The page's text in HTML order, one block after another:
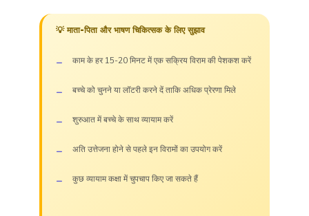
💡 माता-पिता और भाषण चिकित्सक के लिए सुझाव
काम के हर 15-20 मिनट में एक सक्रिय विराम की पेशकश करें
बच्चे को चुनने या लॉटरी करने दें ताकि अधिक प्रेरणा मिले
शुरुआत में बच्चे के साथ व्यायाम करें
अति उत्तेजना होने से पहले इन विरामों का उपयोग करें
कुछ व्यायाम कक्षा में चुपचाप किए जा सकते हैं